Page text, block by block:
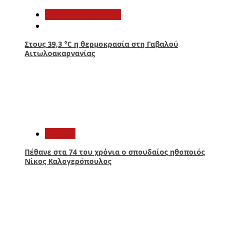
Στους 39,3 °C η θερμοκρασία στη Γαβαλού
Αιτωλοακαρνανίας
Πέθανε στα 74 του χρόνια ο σπουδαίος ηθοποιός
Νίκος Καλογερόπουλος